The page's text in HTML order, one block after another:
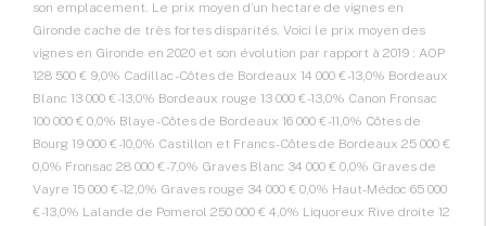
son emplacement. Le prix moyen d’un hectare de vignes en
Gironde cache de très fortes disparités. Voici le prix moyen des
vignes en Gironde en 2020 et son évolution par rapport à 2019 : AOP
128 500 € 9,0% Cadillac - Côtes de Bordeaux 14 000 € -13,0% Bordeaux
Blanc 13 000 € -13,0% Bordeaux rouge 13 000 € -13,0% Canon Fronsac
100 000 € 0,0% Blaye - Côtes de Bordeaux 16 000 € -11,0% Côtes de
Bourg 19 000 € -10,0% Castillon et Francs - Côtes de Bordeaux 25 000 €
0,0% Fronsac 28 000 € -7,0% Graves Blanc 34 000 € 0,0% Graves de
Vayre 15 000 € -12,0% Graves rouge 34 000 € 0,0% Haut-Médoc 65 000
€ -13,0% Lalande de Pomerol 250 000 € 4,0% Liquoreux Rive droite 12